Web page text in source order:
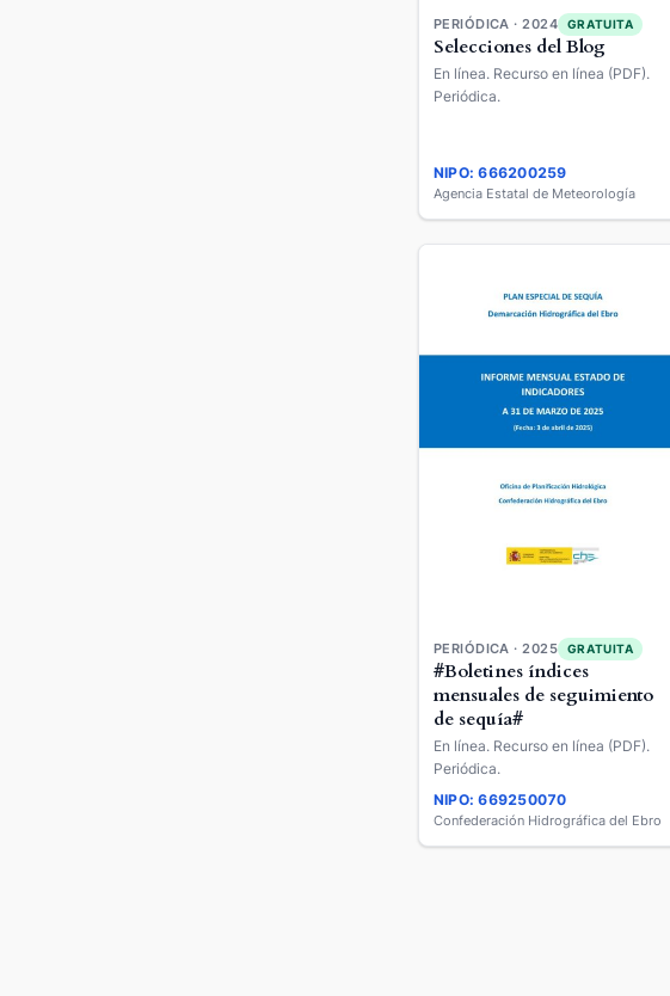
PERIÓDICA · 2024 GRATUITA
Selecciones del Blog
En línea. Recurso en línea (PDF).
Periódica.
NIPO: 666200259
Agencia Estatal de Meteorología
PERIÓDICA · 2025 GRATUITA
#Boletines índices
mensuales de seguimiento
de sequía#
En línea. Recurso en línea (PDF).
Periódica.
NIPO: 669250070
Confederación Hidrográfica del Ebro